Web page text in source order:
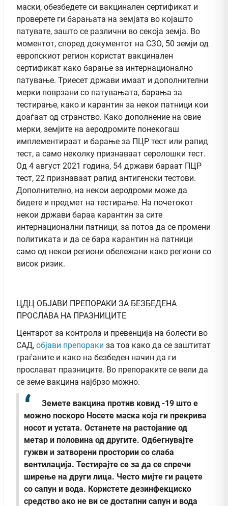
маски, обезбедете си вакцинален сертификат и
проверете ги барањата на земјата во којашто
патувате, зашто се различни во секоја земја. Во
моментот, според документот на СЗО, 50 земји од
европскиот регион користат вакцинален
сертификат како барање за интернационално
патување. Триесет држави имаат и дополнителни
мерки поврзани со патувањата, барања за
тестирање, како и карантин за некои патници кои
доаѓаат од странство. Како дополнение на овие
мерки, земјите на аеродромите понекогаш
имплементираат и барање за ПЦР тест или рапид
тест, а само неколку признаваат серолошки тест.
Од 4 август 2021 година, 54 држави бараат ПЦР
тест, 22 признаваат рапид антигенски тестови.
Дополнително, на некои аеродроми може да
бидете и предмет на тестирање. На почетокот
некои држави бараа карантин за сите
интернационални патници, за потоа да се промени
политиката и да се бара карантин на патници
само од некои региони обележани како региони со
висок ризик.
ЦДЦ ОБЈАВИ ПРЕПОРАКИ ЗА БЕЗБЕДЕНА
ПРОСЛАВА НА ПРАЗНИЦИТЕ
Центарот за контрола и превенција на болести во
САД, објави препораки за тоа како да се заштитат
граѓаните и како на безбеден начин да ги
прослават празниците. Во препораките се вели да
се земе вакцина најбрзо можно.
Земете вакцина против ковид -19 што е
можно поскоро Носете маска која ги прекрива
носот и устата. Останете на растојание од
метар и половина од другите. Одбегнувајте
гужви и затворени простории со слаба
вентилација. Тестирајте се за да се спречи
ширење на други лица. Често мијте ги рацете
со сапун и вода. Користете дезинфекциско
средство ако не ви се достапни сапун и вода